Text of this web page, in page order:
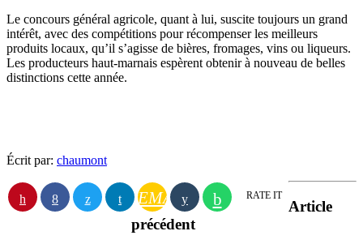
Le concours général agricole, quant à lui, suscite toujours un grand
intérêt, avec des compétitions pour récompenser les meilleurs
produits locaux, qu’il s’agisse de bières, fromages, vins ou liqueurs.
Les producteurs haut-marnais espèrent obtenir à nouveau de belles
distinctions cette année.
Écrit par: chaumont
EMAIL RATE IT
Article
précédent